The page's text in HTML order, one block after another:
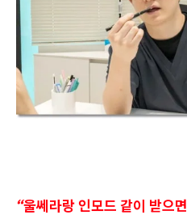
“울쎄라랑 인모드 같이 받으면